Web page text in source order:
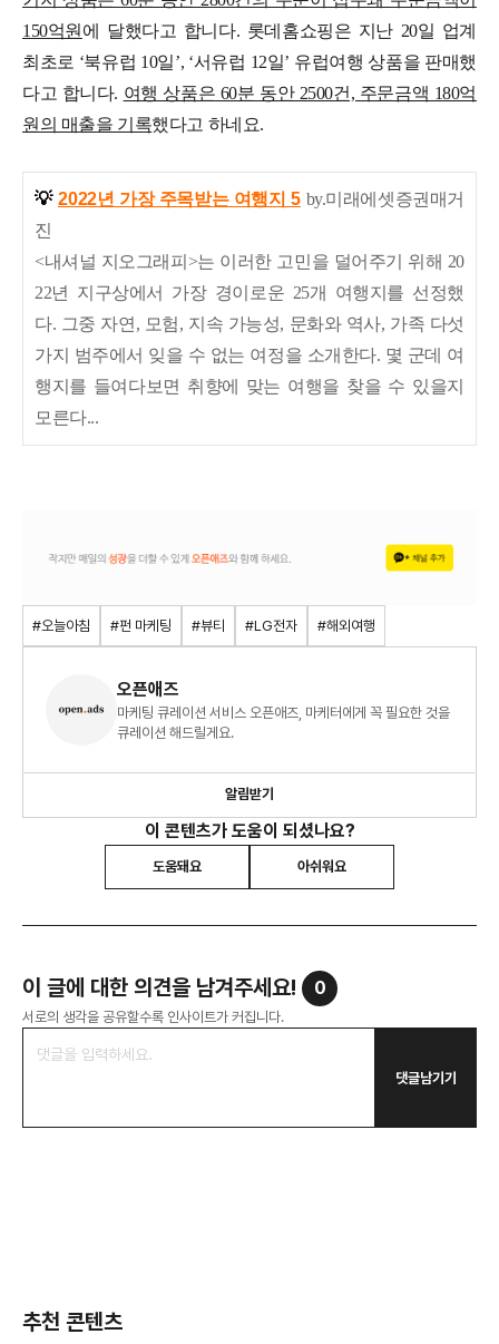
150억원 에 달했다고 합니다. 롯데홈쇼핑은 지난 20일 업계
최초로 ‘북유럽 10일’, ‘서유럽 12일’ 유럽여행 상품을 판매했
다고 합니다. 여행 상품은 60분 동안 2500건, 주문금액 180억
원의 매출을 기록했다고 하네요.
💡2022년 가장 주목받는 여행지 5 by.미래에셋증권매거
진
<내셔널 지오그래피>는 이러한 고민을 덜어주기 위해 20
22년 지구상에서 가장 경이로운 25개 여행지를 선정했
다. 그중 자연, 모험, 지속 가능성, 문화와 역사, 가족 다섯
가지 범주에서 잊을 수 없는 여정을 소개한다. 몇 군데 여
행지를 들여다보면 취향에 맞는 여행을 찾을 수 있을지
모른다...
#오늘아침 #펀 마케팅 #뷰티 #LG전자 #해외여행
오픈애즈
마케팅 큐레이션 서비스 오픈애즈, 마케터에게 꼭 필요한 것을
큐레이션 해드릴게요.
알림받기
이 콘텐츠가 도움이 되셨나요?
도움돼요 아쉬워요
이 글에 대한 의견을 남겨주세요! 0
서로의 생각을 공유할수록 인사이트가 커집니다.
댓글남기기
추천 콘텐츠